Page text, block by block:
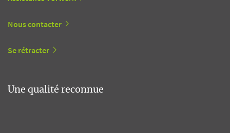
Nous contacter
Se rétracter
Une qualité reconnue